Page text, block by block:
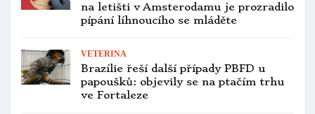
Přehled ptačích burz a výstav pro
víkend 28. až 30. listopadu 2025
VETERINA
Všech 11 arů škraboškových
odchycených z přírody má pozitivní
výsledky testů na PBFD